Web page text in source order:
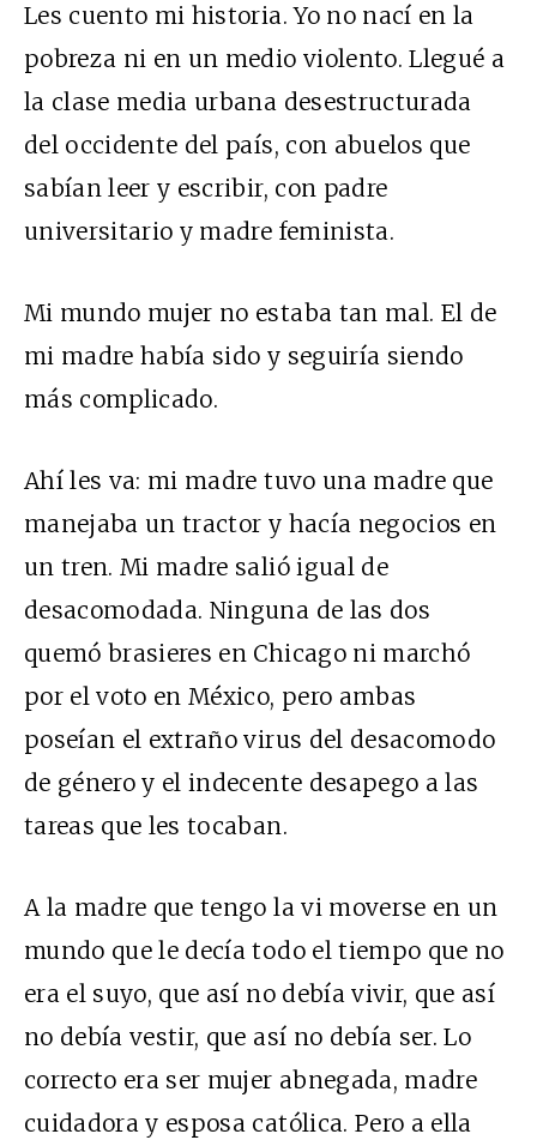
Les cuento mi historia. Yo no nací en la
pobreza ni en un medio violento. Llegué a
la clase media urbana desestructurada
del occidente del país, con abuelos que
sabían leer y escribir, con padre
universitario y madre feminista.
Mi mundo mujer no estaba tan mal. El de
mi madre había sido y seguiría siendo
más complicado.
Ahí les va: mi madre tuvo una madre que
manejaba un tractor y hacía negocios en
un tren. Mi madre salió igual de
desacomodada. Ninguna de las dos
quemó brasieres en Chicago ni marchó
por el voto en México, pero ambas
poseían el extraño virus del desacomodo
de género y el indecente desapego a las
tareas que les tocaban.
A la madre que tengo la vi moverse en un
mundo que le decía todo el tiempo que no
era el suyo, que así no debía vivir, que así
no debía vestir, que así no debía ser. Lo
correcto era ser mujer abnegada, madre
cuidadora y esposa católica. Pero a ella